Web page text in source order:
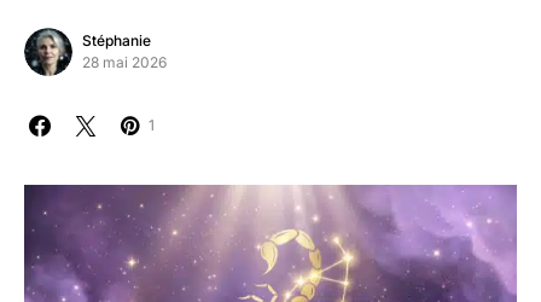
Stéphanie
28 mai 2026
1